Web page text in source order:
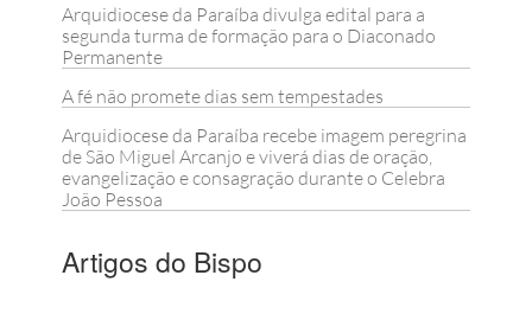
Arquidiocese da Paraíba divulga edital para a
segunda turma de formação para o Diaconado
Permanente
A fé não promete dias sem tempestades
Arquidiocese da Paraíba recebe imagem peregrina
de São Miguel Arcanjo e viverá dias de oração,
evangelização e consagração durante o Celebra
João Pessoa
Artigos do Bispo